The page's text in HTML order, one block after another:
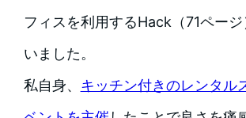
フィスを利用するHack（71ペー
いました。
私自身、 キッチン付きのレンタル